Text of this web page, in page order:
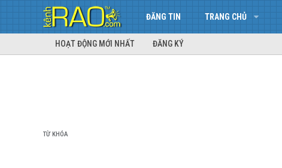
ĐĂNG TIN TRANG CHỦ
HOẠT ĐỘNG MỚI NHẤT ĐĂNG KÝ
TỪ KHÓA